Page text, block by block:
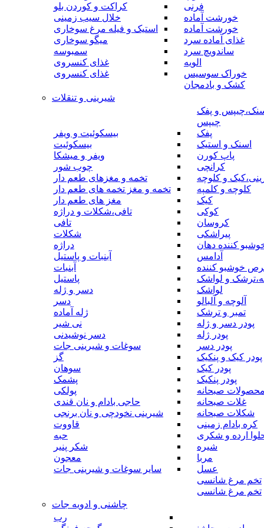
فرنی
خورشت آماده
خورشت آماده
غذای آماده سرد
ساندویچ سرد
الویه
خوراک سوسیس
کشک و بادمجان
کراکت و کوردن بلو
خلال سیب زمینی
استیک و فیله مرغ سوخاری
میگو سوخاری
سمبوسه
غذای کنسروی
غذای کنسروی
شیرینی و تنقلات
و پفک
چیپس
پفک
اسنک و استیک
پاپ کورن
کرانچی
و کلوچه
کلوچه و کلمپه
کیک
کوکی
کروسان
پیراشکی
کننده دهان
آدامس
خوشبو کننده
و لواشک
لواشک
آلوچه و آلبالو
تمبر و ترشک
پودر دسر و ژله
پودر ژله
پودر دسر
پودر کیک و پنکیک
پودر کیک
پودر پنکیک
محصولات صبحانه
غلات صبحانه
شکلات صبحانه
کره بادام زمینی
ارده و شکری
شیره
مربا
عسل
تخم مرغ شانسی
تخم مرغ شانسی
بیسکوئیت و ویفر
بیسکوئیت
ویفر و میشکا
چوب شور
تخمه و مغزهای طعم دار
تخمه و مغز تخمه های طعم دار
مغز های طعم دار
تافی،شکلات و دراژه
تافی
شکلات
دراژه
آبنبات و پاستیل
آبنبات
پاستیل
دسر و ژله
دسر
ژله آماده
نی شیر
دسر نوشیدنی
سوغات و شیرینی جات
گز
سوهان
پشمک
پولکی
حاجی بادام و نان قندی
شیرینی نخودچی و نان برنجی
قاووت
حبه
شکر پنیر
معجون
سایر سوغات و شیرینی جات
چاشنی و ادویه جات
رب